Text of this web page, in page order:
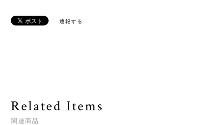
通報する
Related Items
関連商品